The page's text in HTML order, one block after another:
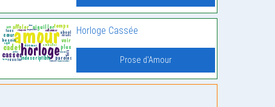
Horloge Cassée
Prose d'Amour